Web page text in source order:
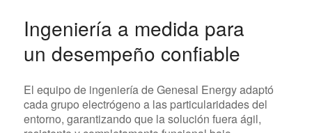
Ingeniería a medida para
un desempeño confiable
El equipo de ingeniería de Genesal Energy adaptó
cada grupo electrógeno a las particularidades del
entorno, garantizando que la solución fuera ágil,